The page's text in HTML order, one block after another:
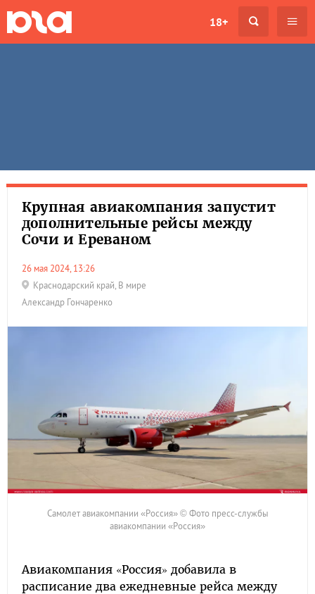
18+
Крупная авиакомпания запустит
дополнительные рейсы между
Сочи и Ереваном
26 мая 2024, 13:26
Краснодарский край, В мире
Александр Гончаренко
Самолет авиакомпании «Россия» © Фото пресс-службы
авиакомпании «Россия»
Авиакомпания «Россия» добавила в
расписание два ежедневные рейса между